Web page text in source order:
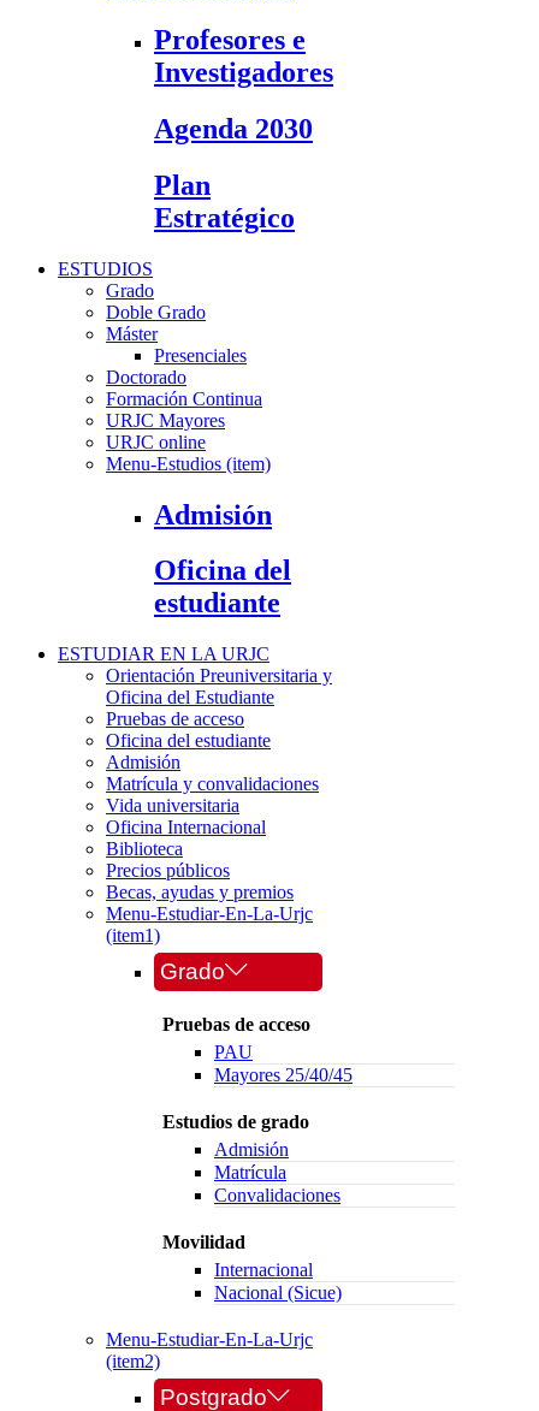
Profesores e
Investigadores
Agenda 2030
Plan
Estratégico
ESTUDIOS
Grado
Doble Grado
Máster
Presenciales
Doctorado
Formación Continua
URJC Mayores
URJC online
Menu-Estudios (item)
Admisión
Oficina del
estudiante
ESTUDIAR EN LA URJC
Orientación Preuniversitaria y
Oficina del Estudiante
Pruebas de acceso
Oficina del estudiante
Admisión
Matrícula y convalidaciones
Vida universitaria
Oficina Internacional
Biblioteca
Precios públicos
Becas, ayudas y premios
Menu-Estudiar-En-La-Urjc
(item1)
Grado
Pruebas de acceso
PAU
Mayores 25/40/45
Estudios de grado
Admisión
Matrícula
Convalidaciones
Movilidad
Internacional
Nacional (Sicue)
Menu-Estudiar-En-La-Urjc
(item2)
Postgrado